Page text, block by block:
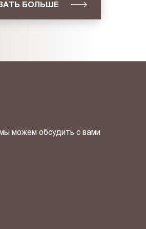
БОЛЬШЕ
можем обсудить с вами